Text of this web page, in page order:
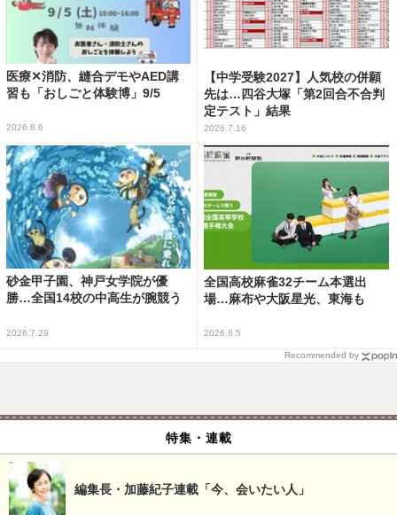
医療✕消防、縫合デモやAED講
習も「おしごと体験博」9/5
2026.8.6
【中学受験2027】人気校の併願
先は…四谷大塚「第2回合不合判
定テスト」結果
2026.7.16
砂金甲子園、神戸女学院が優
勝…全国14校の中高生が腕競う
2026.7.29
全国高校麻雀32チーム本選出
場…麻布や大阪星光、東海も
2026.8.5
Recommended by
特集・連載
編集長・加藤紀子連載「今、会いたい人」